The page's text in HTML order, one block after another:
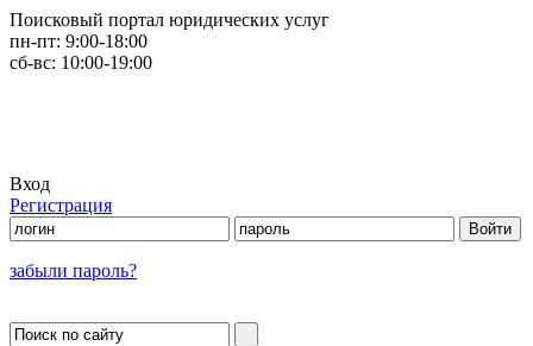
Поисковый портал юридических услуг
пн-пт: 9:00-18:00
сб-вс: 10:00-19:00
Вход
Регистрация
забыли пароль?